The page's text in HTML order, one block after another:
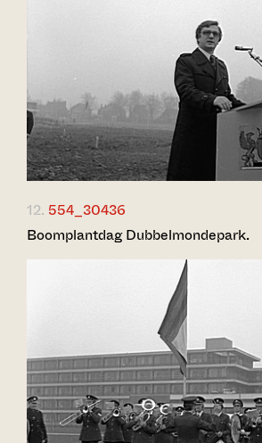
12. 554_30436
Boomplantdag Dubbelmondepark.